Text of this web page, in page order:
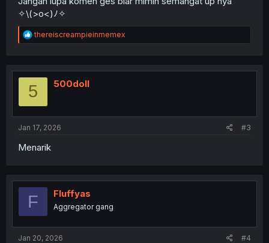
✧⁠\⁠(⁠>⁠o⁠<⁠)⁠ﾉ⁠✧
R
e
t
o
thereiscreampieinmemex
5 500doll
Jan 17, 2026 #3
Menarik
F Fluffyas
Aggregator gang
Jan 20, 2026 #4